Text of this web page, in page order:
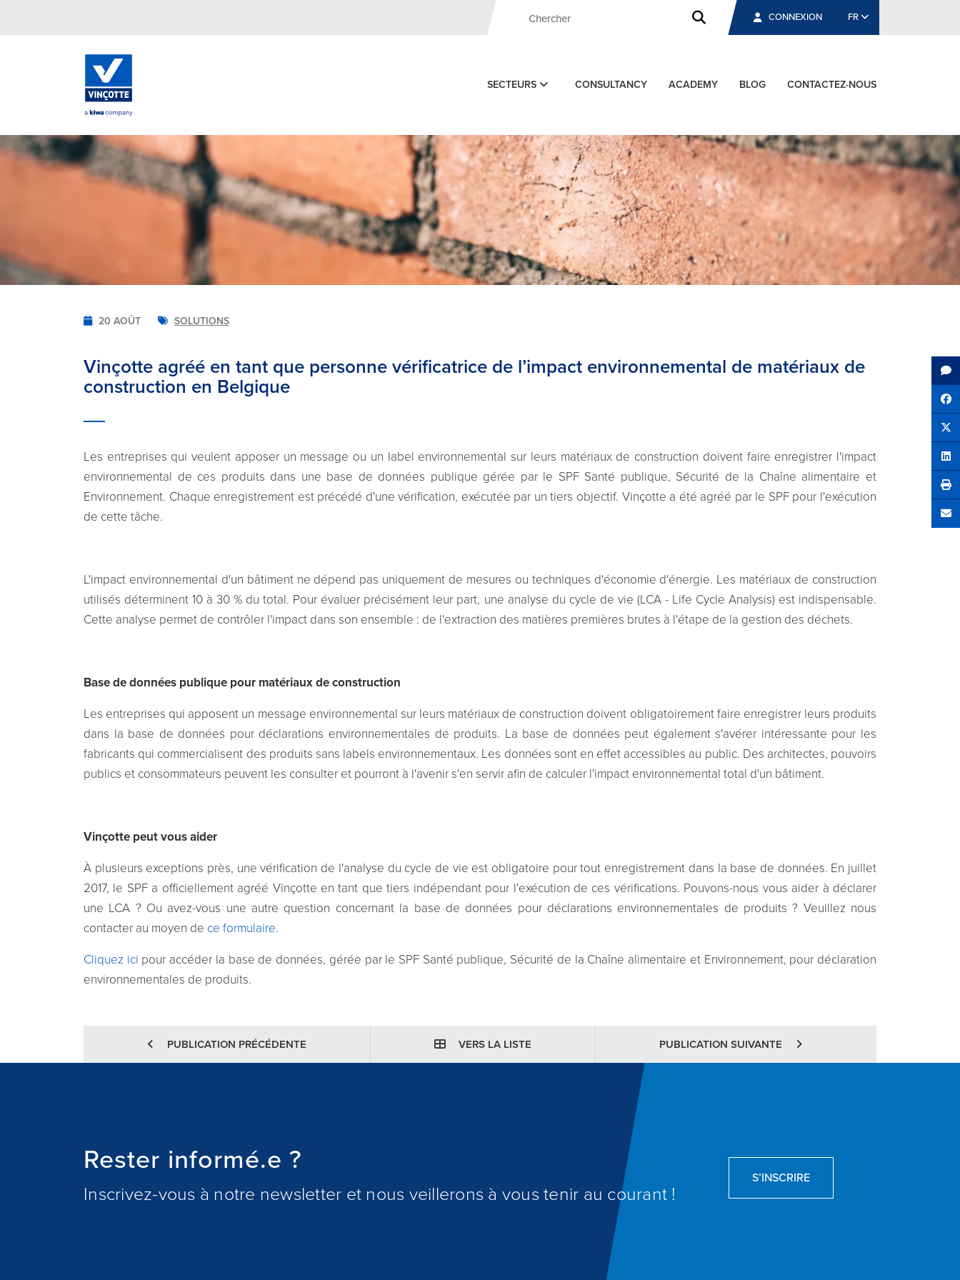
CONNEXION FR
SECTEURS CONSULTANCY ACADEMY BLOG CONTACTEZ-NOUS
20 AOÛT SOLUTIONS
Vinçotte agréé en tant que personne vérificatrice de l’impact environnemental de matériaux de
construction en Belgique
Les entreprises qui veulent apposer un message ou un label environnemental sur leurs matériaux de construction doivent faire enregistrer l'impact
environnemental de ces produits dans une base de données publique gérée par le SPF Santé publique, Sécurité de la Chaîne alimentaire et
Environnement. Chaque enregistrement est précédé d'une vérification, exécutée par un tiers objectif. Vinçotte a été agréé par le SPF pour l'exécution
de cette tâche.
L'impact environnemental d'un bâtiment ne dépend pas uniquement de mesures ou techniques d'économie d'énergie. Les matériaux de construction
utilisés déterminent 10 à 30 % du total. Pour évaluer précisément leur part, une analyse du cycle de vie (LCA - Life Cycle Analysis) est indispensable.
Cette analyse permet de contrôler l'impact dans son ensemble : de l'extraction des matières premières brutes à l'étape de la gestion des déchets.
Base de données publique pour matériaux de construction
Les entreprises qui apposent un message environnemental sur leurs matériaux de construction doivent obligatoirement faire enregistrer leurs produits
dans la base de données pour déclarations environnementales de produits. La base de données peut également s'avérer intéressante pour les
fabricants qui commercialisent des produits sans labels environnementaux. Les données sont en effet accessibles au public. Des architectes, pouvoirs
publics et consommateurs peuvent les consulter et pourront à l'avenir s'en servir afin de calculer l'impact environnemental total d'un bâtiment.
Vinçotte peut vous aider
À plusieurs exceptions près, une vérification de l'analyse du cycle de vie est obligatoire pour tout enregistrement dans la base de données. En juillet
2017, le SPF a officiellement agréé Vinçotte en tant que tiers indépendant pour l'exécution de ces vérifications. Pouvons-nous vous aider à déclarer
une LCA ? Ou avez-vous une autre question concernant la base de données pour déclarations environnementales de produits ? Veuillez nous
contacter au moyen de ce formulaire.
Cliquez ici pour accéder la base de données, gérée par le SPF Santé publique, Sécurité de la Chaîne alimentaire et Environnement, pour déclaration
environnementales de produits.
PUBLICATION PRÉCÉDENTE VERS LA LISTE PUBLICATION SUIVANTE
Rester informé.e ?
Inscrivez-vous à notre newsletter et nous veillerons à vous tenir au courant !
S’INSCRIRE